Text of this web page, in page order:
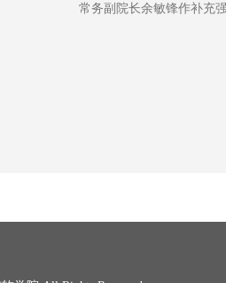
常务副院长余敏锋作补充